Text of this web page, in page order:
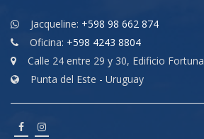
Jacqueline: +598 98 662 874
Oficina: +598 4243 8804
Calle 24 entre 29 y 30, Edificio Fortuna
Punta del Este - Uruguay